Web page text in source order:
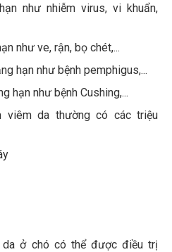
như nhiễm virus, vi khuẩn,
như ve, rận, bọ chét,...
hạn như bệnh pemphigus,...
hạn như bệnh Cushing,...
viêm da thường có các triệu
da ở chó có thể được điều trị